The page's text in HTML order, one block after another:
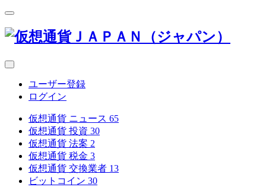
ユーザー登録
ログイン
仮想通貨 ニュース 65
仮想通貨 投資 30
仮想通貨 法案 2
仮想通貨 税金 3
仮想通貨 交換業者 13
ビットコイン 30